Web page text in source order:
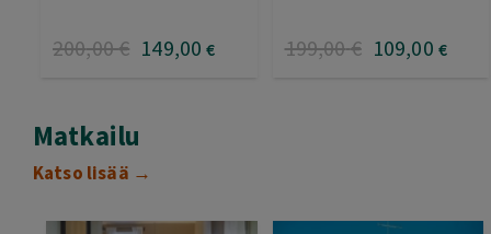
200,00€ 149,00 € 199,00€ 109,00 €
Matkailu
Katso lisää →